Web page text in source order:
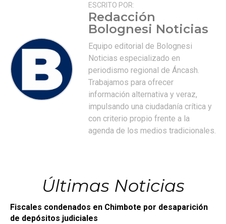
ESCRITO POR:
Redacción
Bolognesi Noticias
Equipo editorial de Bolognesi
Noticias especializado en
periodismo regional de Áncash.
Trabajamos para ofrecer
información alternativa y veraz,
impulsando una ciudadanía crítica y
con criterio propio frente a la
agenda de los medios tradicionales.
Últimas Noticias
Fiscales condenados en Chimbote por desaparición
de depósitos judiciales